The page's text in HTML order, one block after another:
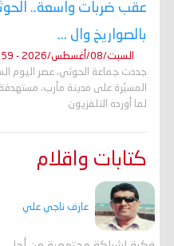
عقب ضربات واسعة..
بالصواريخ وال ...
السبت/08/أغسطس/2026 - 05:59 م
جددت جماعة الحوثي، عصر اليوم
المسيّرة على مدينة مأرب،
لما أورده التلفزيون
كتابات واقلام
عارف ناجي علي